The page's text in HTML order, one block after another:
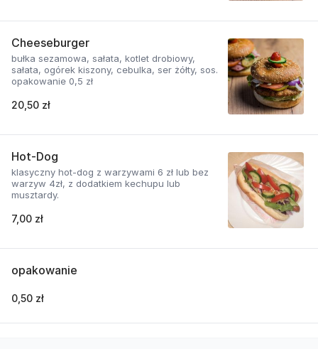
Cheeseburger
bułka sezamowa, sałata, kotlet drobiowy,
sałata, ogórek kiszony, cebulka, ser żółty, sos.
opakowanie 0,5 zł
20,50 zł
Hot-Dog
klasyczny hot-dog z warzywami 6 zł lub bez
warzyw 4zł, z dodatkiem kechupu lub
musztardy.
7,00 zł
opakowanie
0,50 zł